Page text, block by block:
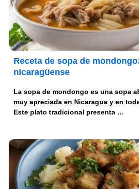
Receta de sopa de
nicaragüense
La sopa de mondongo es una sopa
muy apreciada en Nicaragua y en
Este plato tradicional presenta …